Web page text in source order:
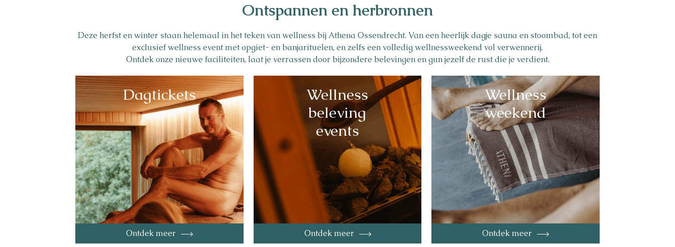
Naturisme
Community
Kalender
Parken
Ossendrecht
Le Perron
Helios
Ontspannen en herbronnen
Deze herfst en winter staan helemaal in het teken van wellness bij Athena Ossendrecht. Van een heerlijk dagje sauna en stoombad, tot een
exclusief wellness event met opgiet- en banjarituelen, en zelfs een volledig wellnessweekend vol verwennerij.
Ontdek onze nieuwe faciliteiten, laat je verrassen door bijzondere belevingen en gun jezelf de rust die je verdient.
Dagtickets
Ontdek meer
Wellness
beleving
events
Ontdek meer
Wellness
weekend
Ontdek meer